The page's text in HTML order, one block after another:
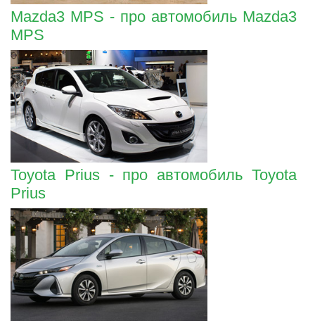
Mazda3 MPS - про автомобиль Mazda3
MPS
Toyota Prius - про автомобиль Toyota
Prius